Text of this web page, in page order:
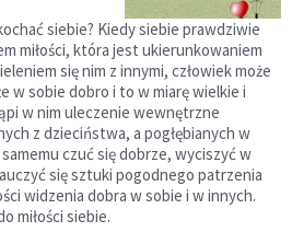
siebie? Kiedy siebie prawdziwie
miłości, która jest ukierunkowaniem
się nim z innymi, człowiek może
w sobie dobro i to w miarę wielkie i
w nim uleczenie wewnętrzne
z dzieciństwa, a pogłębianych w
czuć się dobrze, wyciszyć w
się sztuki pogodnego patrzenia
widzenia dobra w sobie i w innych.
miłości siebie.